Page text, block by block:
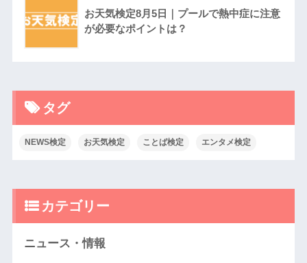
お天気検定8月5日｜プールで熱中症に注意
が必要なポイントは？
タグ
NEWS検定 お天気検定 ことば検定 エンタメ検定
カテゴリー
ニュース・情報